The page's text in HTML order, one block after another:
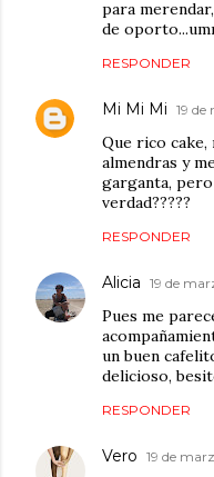
para
de
RESPONDER
Mi Mi Mi 19 de
Que rico cake,
almendras y
garganta,
verdad?????
RESPONDER
Alicia 19 de
Pues me
un buen
delicioso,
RESPONDER
Vero 19 de